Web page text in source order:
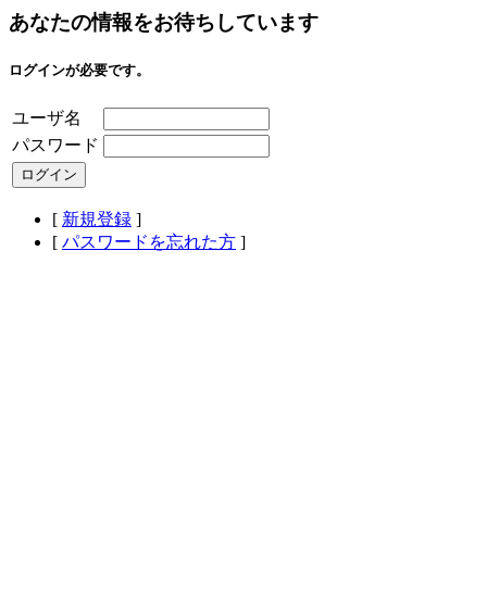
あなたの情報をお待ちしています
ログインが必要です。
ユーザ名
パスワード
[ 新規登録 ]
[ パスワードを忘れた方 ]